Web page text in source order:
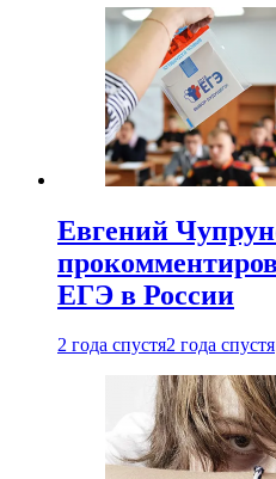
Евгений
ЕГЭ в России
2 года спустя2 года спустя